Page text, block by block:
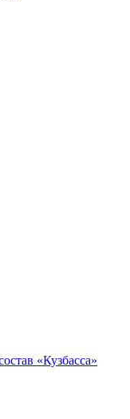
«Кузбасса»